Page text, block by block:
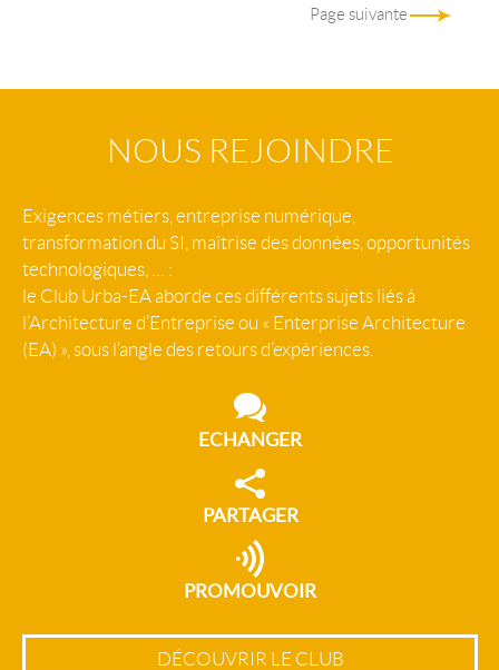
Page suivante
NOUS REJOINDRE
Exigences métiers, entreprise numérique,
transformation du SI, maîtrise des données, opportunités
technologiques, … :
le Club Urba-EA aborde ces différents sujets liés à
l’Architecture d’Entreprise ou « Enterprise Architecture
(EA) », sous l’angle des retours d’expériences.
ECHANGER
PARTAGER
PROMOUVOIR
DÉCOUVRIR LE CLUB